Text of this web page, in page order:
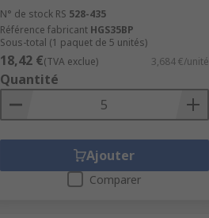
N° de stock RS 528-435
Référence fabricant HGS35BP
Sous-total (1 paquet de 5 unités)
18,42 €(TVA exclue) 3,684 €/unité
Quantité
Ajouter
Comparer